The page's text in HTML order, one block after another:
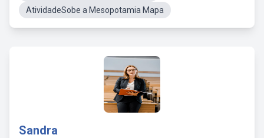
AtividadeSobe a Mesopotamia Mapa
Sandra